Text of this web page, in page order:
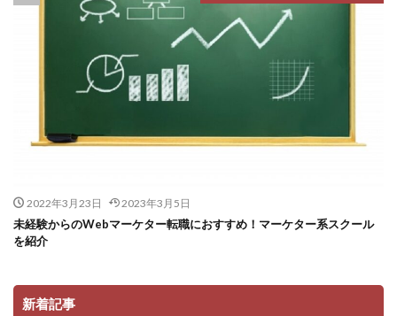
2022年3月23日 2023年3月5日
未経験からのWebマーケター転職におすすめ！マーケター系スクール
を紹介
新着記事